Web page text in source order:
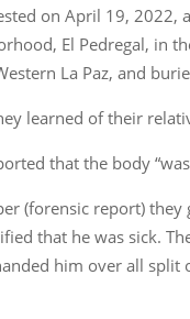
on April 19, 2022,
El Pedregal, in
La Paz, and
learned of their
that the body
(forensic report)
that he was sick.
him over all